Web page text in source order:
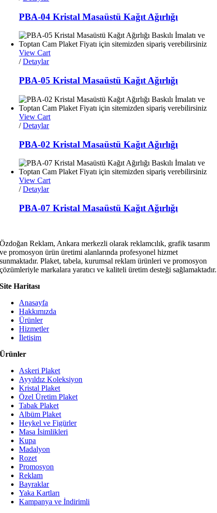
PBA-04 Kristal Masaüstü Kağıt Ağırlığı
View Cart
/ Detaylar
PBA-05 Kristal Masaüstü Kağıt Ağırlığı
View Cart
/ Detaylar
PBA-02 Kristal Masaüstü Kağıt Ağırlığı
View Cart
/ Detaylar
PBA-07 Kristal Masaüstü Kağıt Ağırlığı
Özdoğan Reklam, Ankara merkezli olarak reklamcılık, grafik tasarım
ve promosyon ürün üretimi alanlarında profesyonel hizmet
sunmaktadır. Plaket, tabela, kurumsal reklam ürünleri ve promosyon
çözümleriyle markalara yaratıcı ve kaliteli üretim desteği sağlamaktadır.
Site Haritası
Anasayfa
Hakkımızda
Ürünler
Hizmetler
İletişim
Ürünler
Askeri Plaket
Ayyıldız Koleksiyon
Kristal Plaket
Özel Üretim Plaket
Tabak Plaket
Albüm Plaket
Heykel ve Figürler
Masa İsimlikleri
Kupa
Madalyon
Rozet
Promosyon
Reklam
Bayraklar
Yaka Kartları
Kampanya ve İndirimli